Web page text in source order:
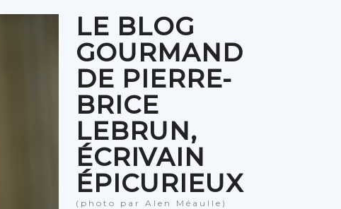
LE BLOG
GOURMAND
DE PIERRE-
BRICE
LEBRUN,
ÉCRIVAIN
ÉPICURIEUX
(photo par Alen Méaulle)